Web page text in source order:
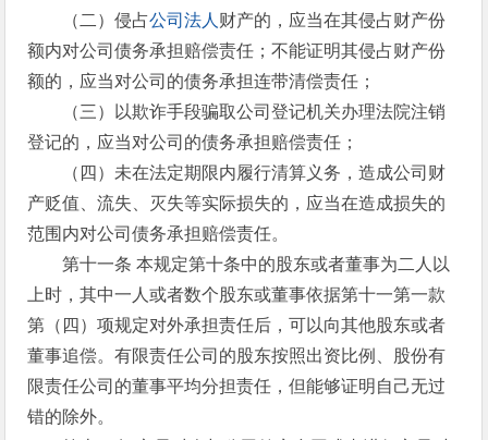
（二）侵占公司法人 财产的，应当在其侵占财产份
额内对公司债务承担赔偿责任；不能证明其侵占财产份
额的，应当对公司的债务承担连带清偿责任；
（三）以欺诈手段骗取公司登记机关办理法院注销
登记的，应当对公司的债务承担赔偿责任；
（四）未在法定期限内履行清算义务，造成公司财
产贬值、流失、灭失等实际损失的，应当在造成损失的
范围内对公司债务承担赔偿责任。
第十一条 本规定第十条中的股东或者董事为二人以
上时，其中一人或者数个股东或董事依据第十一第一款
第（四）项规定对外承担责任后，可以向其他股东或者
董事追偿。有限责任公司的股东按照出资比例、股份有
限责任公司的董事平均分担责任，但能够证明自己无过
错的除外。